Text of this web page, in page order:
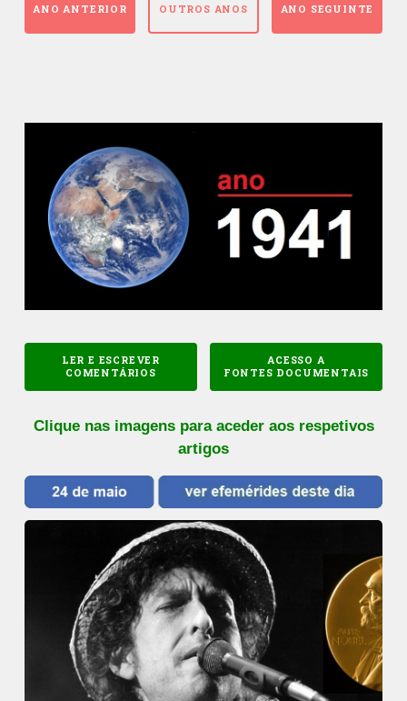
ANO ANTERIOR OUTROS ANOS ANO SEGUINTE
LER E ESCREVER
COMENTÁRIOS
ACESSO A
FONTES DOCUMENTAIS
Clique nas imagens para aceder aos respetivos
artigos